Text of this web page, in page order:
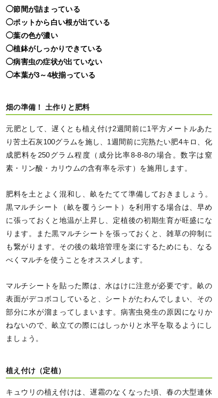
◯節間が詰まっている
◯ポットから白い根が出ている
◯葉の色が濃い
◯植鉢がしっかりできている
◯病害虫の症状が出ていない
◯本葉が3～4枚揃っている
畑の準備！ 土作りと肥料
元肥として、遅くとも植え付け2週間前に1平方メートルあた
り苦土石灰100グラムを施し、1週間前に完熟たい肥4キロ、化
成肥料を250グラム程度（成分比率8-8-8の場合。数字は窒
素・リン酸・カリウムの含有率を示す）を施用します。
肥料を土とよく混和し、畝をたてて準備しておきましょう。
黒マルチシート（畝を覆うシート）を利用する場合は、早め
に張っておくと地温が上昇し、定植後の初期生育が旺盛にな
ります。また黒マルチシートを張っておくと、雑草の抑制に
も繋がります。その後の栽培管理を楽にするためにも、なる
べくマルチを使うことをオススメします。
マルチシートを貼った際は、水はけに注意が必要です。畝の
表面がデコボコしていると、シートがたわんでしまい、その
部分に水が溜まってしまいます。病害虫発生の原因になりか
ねないので、畝立ての際にはしっかりと水平を取るようにし
ましょう。
植え付け（定植）
キュウリの植え付けは、遅霜のなくなった頃、春の大型連休